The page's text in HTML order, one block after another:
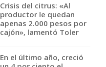
Crisis del citrus: «Al
productor le quedan
apenas 2.000 pesos por
cajón», lamentó Toler
En el último año, creció